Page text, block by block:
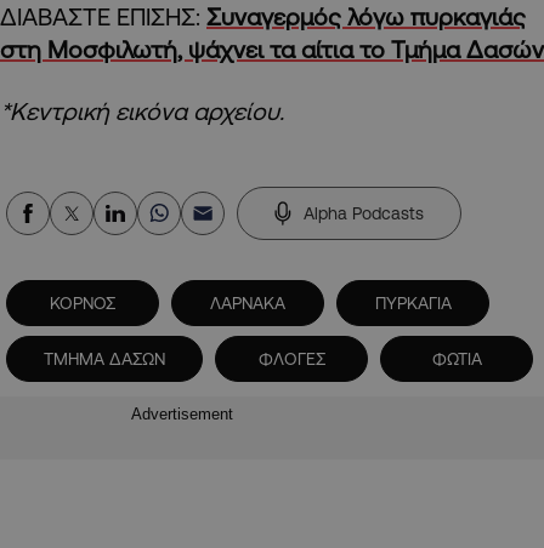
ΔΙΑΒΑΣΤΕ ΕΠΙΣΗΣ: Συναγερμός λόγω πυρκαγιάς
στη Μοσφιλωτή, ψάχνει τα αίτια το Τμήμα Δασών
*Κεντρική εικόνα αρχείου.
Alpha Podcasts
ΚΟΡΝΟΣ ΛΑΡΝΑΚΑ ΠΥΡΚΑΓΙΑ
ΤΜΗΜΑ ΔΑΣΩΝ ΦΛΟΓΕΣ ΦΩΤΙΑ
Advertisement